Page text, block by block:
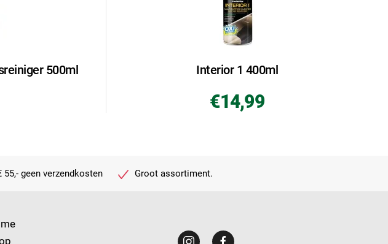
500ml Interior 1 400ml
€14,99
55,- geen verzendkosten Groot assortiment.